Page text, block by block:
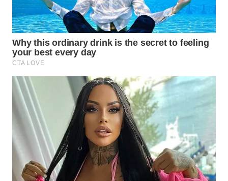
WN
MALUT
WN
DAIRI
WN
DANAU
TOBA
WN